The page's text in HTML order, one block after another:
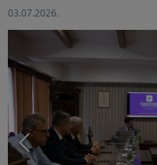
03.07.2026.